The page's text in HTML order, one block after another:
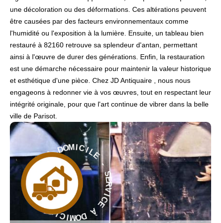
une décoloration ou des déformations. Ces altérations peuvent
être causées par des facteurs environnementaux comme
l'humidité ou l'exposition à la lumière. Ensuite, un tableau bien
restauré à 82160 retrouve sa splendeur d'antan, permettant
ainsi à l'œuvre de durer des générations. Enfin, la restauration
est une démarche nécessaire pour maintenir la valeur historique
et esthétique d'une pièce. Chez JD Antiquaire , nous nous
engageons à redonner vie à vos œuvres, tout en respectant leur
intégrité originale, pour que l'art continue de vibrer dans la belle
ville de Parisot.
S
E
R
V
C
E
D
OMICILE -
SE
R
V
I
C
E
À
D
O
M
I
C
I
L
E
-